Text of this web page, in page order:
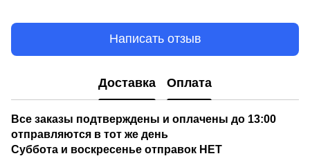
Написать отзыв
Доставка Оплата
Все заказы подтверждены и оплачены до 13:00
отправляются в тот же день
Суббота и воскресенье отправок НЕТ